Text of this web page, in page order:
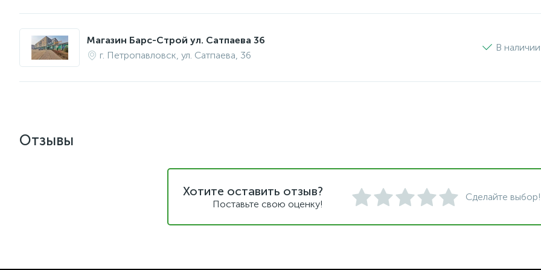
Магазин Барс-Строй ул. Сатпаева 36
г. Петропавловск, ул. Сатпаева, 36
В
Отзывы
Хотите оставить отзыв?
Поставьте свою оценку!
Сделайте выбор!